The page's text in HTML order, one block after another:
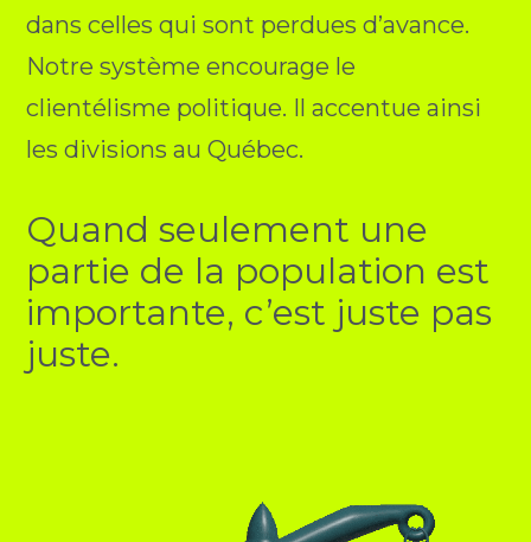
dans celles qui sont perdues d’avance.
Notre système encourage le
clientélisme politique. Il accentue ainsi
les divisions au Québec.
Quand seulement une
partie de la population est
importante, c’est juste pas
juste.